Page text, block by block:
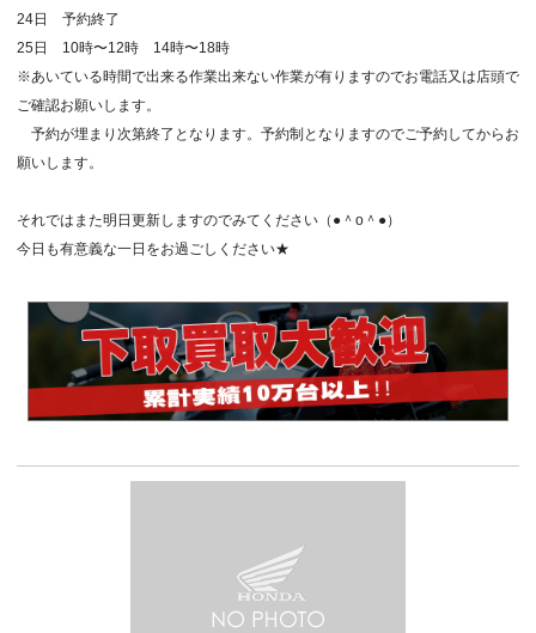
24日 予約終了
25日 10時〜12時 14時〜18時
※あいている時間で出来る作業出来ない作業が有りますのでお電話又は店頭で
ご確認お願いします。
予約が埋まり次第終了となります。予約制となりますのでご予約してからお
願いします。
それではまた明日更新しますのでみてください（●＾o＾●）
今日も有意義な一日をお過ごしください★